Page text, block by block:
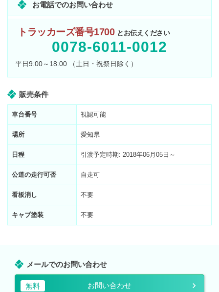
お電話でのお問い合わせ
トラッカーズ番号1700 とお伝えください
0078-6011-0012
平日9:00～18:00 （土日・祝祭日除く）
販売条件
車台番号 視認可能
場所 愛知県
日程 引渡予定時期: 2018年06月05日～
公道の走行可否 自走可
看板消し 不要
キャブ塗装 不要
メールでのお問い合わせ
無料 お問い合わせ